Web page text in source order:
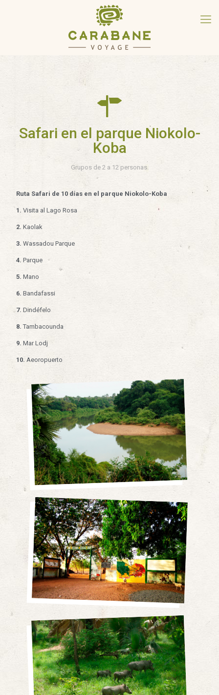
Safari en el parque Niokolo-
Koba
Grupos de 2 a 12 personas.
Ruta Safari de 10 días en el parque Niokolo-Koba
1. Visita al Lago Rosa
2. Kaolak
3. Wassadou Parque
4. Parque
5. Mano
6. Bandafassi
7. Dindéfelo
8. Tambacounda
9. Mar Lodj
10. Aeoropuerto